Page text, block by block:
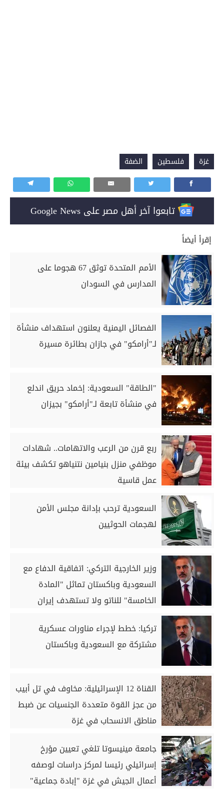
غزة فلسطين الضفة
تابعوا آخر أهل مصر على Google News
إقرأ أيضاً
الأمم المتحدة توثق 67 هجوما على
المدارس في السودان
الفصائل اليمنية يعلنون استهداف منشأة
لـ"أرامكو" في جازان بطائرة مسيرة
"الطاقة" السعودية: إخماد حريق اندلع
في منشأة تابعة لـ"أرامكو" بجيزان
ربع قرن من الرعب والاتهامات.. شهادات
موظفي منزل بنيامين نتنياهو تكشف بيئة
عمل قاسية
السعودية ترحب بإدانة مجلس الأمن
لهجمات الحوثيين
وزير الخارجية التركي: اتفاقية الدفاع مع
السعودية وباكستان تماثل "المادة
الخامسة" للناتو ولا تستهدف إيران
تركيا: خطط لإجراء مناورات عسكرية
مشتركة مع السعودية وباكستان
القناة 12 الإسرائيلية: مخاوف في تل أبيب
من عجز القوة متعددة الجنسيات عن ضبط
مناطق الانسحاب في غزة
جامعة مينيسوتا تلغي تعيين مؤرخ
إسرائيلي رئيسا لمركز دراسات لوصفه
أعمال الجيش في غزة "إبادة جماعية"